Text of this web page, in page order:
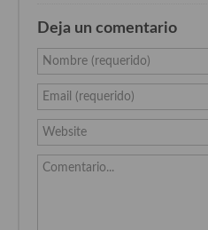
Cocina Murciana
Cocina Navarra
Cocina Riojana
Cocina Valenciana
Deja un comentario
Nombre (requerido)
Email (requerido)
Website
Comentario...